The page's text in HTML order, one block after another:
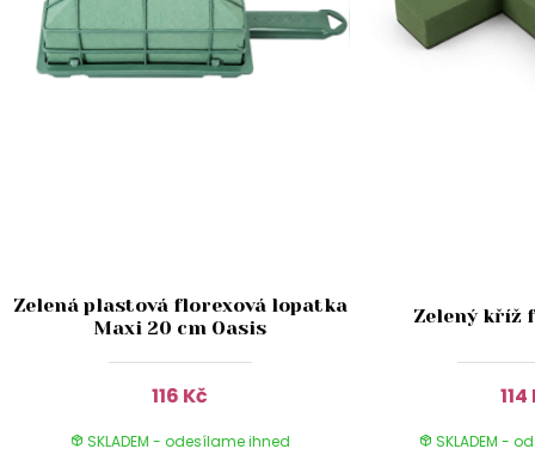
Zelená plastová florexová lopatka
Maxi 20 cm Oasis
116 Kč
SKLADEM - odesílame ihned
Zelený kříž
SKLADEM -